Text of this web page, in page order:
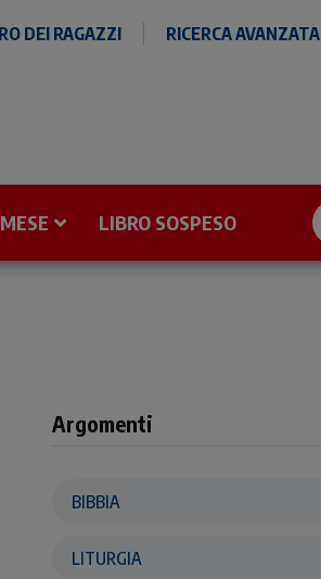
DEI RAGAZZI RICERCA AVANZATA
LIBRO SOSPESO
Argomenti
BIBBIA
LITURGIA